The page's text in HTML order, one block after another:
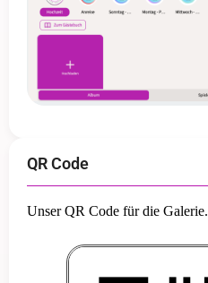
QR Code
Unser QR Code für die Galerie.